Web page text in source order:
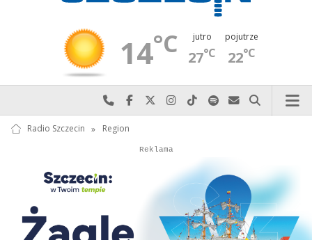
14°C jutro
27°C
pojutrze
22°C
Najlepiej po prostu do nas zadzwoń
Odwiedź nas na Facebook-u
Odwiedź nas na X
Odwiedź nas na Instagram-ie
Odwiedź nas na TikTok-u
Szukaj nas na Spotify
Wyślij do nas
Szukaj
Radio Szczecin » Region
Autopromocja
Reklama